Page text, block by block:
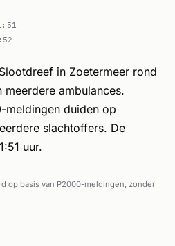
in Zoetermeer rond
meerdere ambulances.
meldingen duiden op
slachtoffers. De
uur.
op basis van P2000-meldingen, zonder